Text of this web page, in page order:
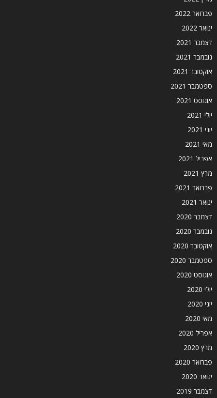
פברואר 2022
ינואר 2022
דצמבר 2021
נובמבר 2021
אוקטובר 2021
ספטמבר 2021
אוגוסט 2021
יולי 2021
יוני 2021
מאי 2021
אפריל 2021
מרץ 2021
פברואר 2021
ינואר 2021
דצמבר 2020
נובמבר 2020
אוקטובר 2020
ספטמבר 2020
אוגוסט 2020
יולי 2020
יוני 2020
מאי 2020
אפריל 2020
מרץ 2020
פברואר 2020
ינואר 2020
דצמבר 2019